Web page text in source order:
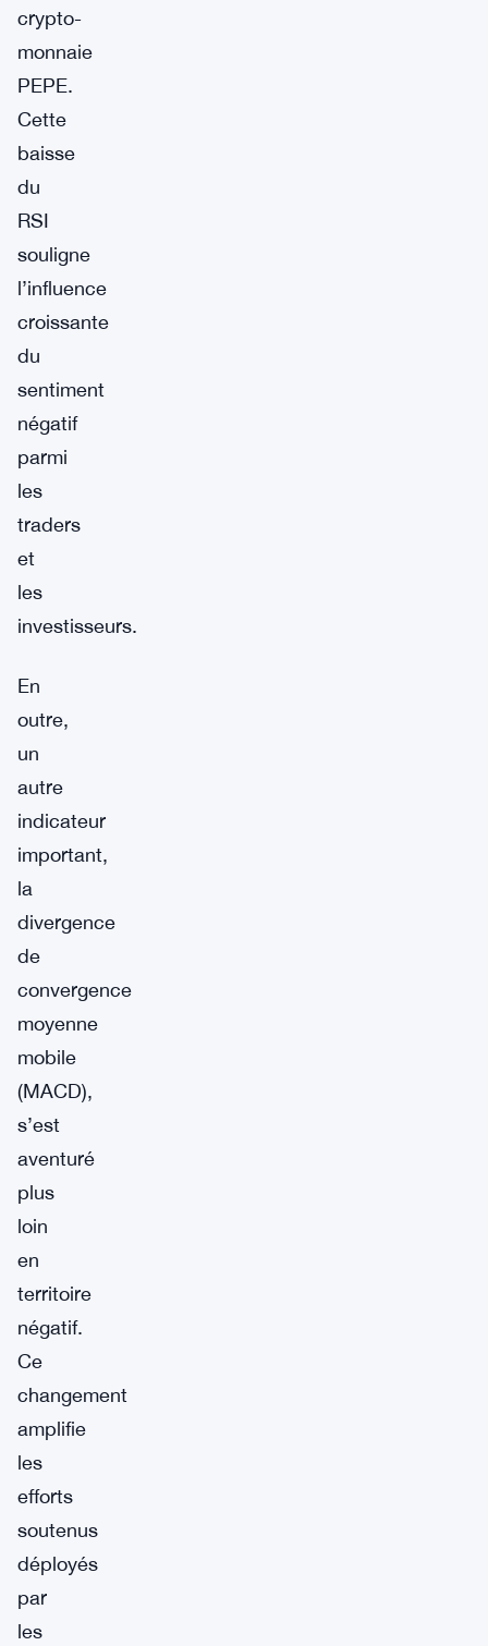
crypto-
monnaie
PEPE.
Cette
baisse
du
RSI
souligne
l’influence
croissante
du
sentiment
négatif
parmi
les
traders
et
les
investisseurs.
En
outre,
un
autre
indicateur
important,
la
divergence
de
convergence
moyenne
mobile
(MACD),
s’est
aventuré
plus
loin
en
territoire
négatif.
Ce
changement
amplifie
les
efforts
soutenus
déployés
par
les